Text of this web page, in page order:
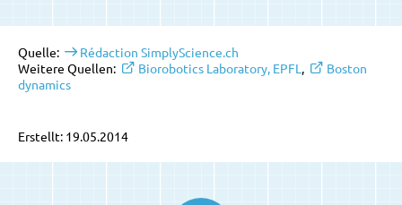
Quelle:
Rédaction SimplyScience.ch
Weitere Quellen:
Biorobotics Laboratory, EPFL ,
Boston
dynamics
Erstellt: 19.05.2014